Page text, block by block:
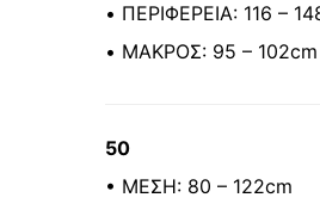
• ΠΕΡΙΦΕΡΕΙΑ: 116 –
• ΜΑΚΡΟΣ: 95 – 102cm
50
• ΜΕΣΗ: 80 – 122cm